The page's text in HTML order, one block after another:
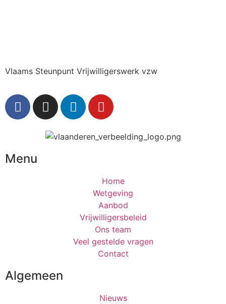
Vlaams Steunpunt Vrijwilligerswerk vzw
Menu
Home
Wetgeving
Aanbod
Vrijwilligersbeleid
Ons team
Veel gestelde vragen
Contact
Algemeen
Nieuws